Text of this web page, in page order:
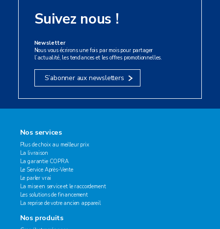
Suivez nous !
Newsletter
Nous vous écrirons une fois par mois pour partager
l’actualité, les tendances et les offres promotionnelles.
S’abonner aux newsletters
Nos services
Plus de choix au meilleur prix
La livraison
La garantie COPRA
Le Service Après-Vente
Le parler vrai
La mise en service et le raccordement
Les solutions de financement
La reprise de votre ancien appareil
Nos produits